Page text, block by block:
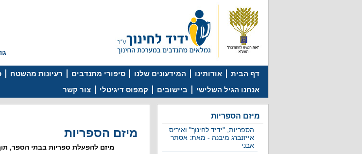
דף הבית אודותינו המידעונים שלנו סיפורי מתנדבים רעיונות מהשטח
אנחנו הגיל השלישי
ביישובים קמפוס דיגיטלי צור קשר
מיזם הספריות
הספריות, "ידיד לחינוך" ואיריס
אייזנברג מיבנה - מאת: אסתר
אבני
מיזם הספריות
מיזם להפעלת ספריות בבתי הספר,